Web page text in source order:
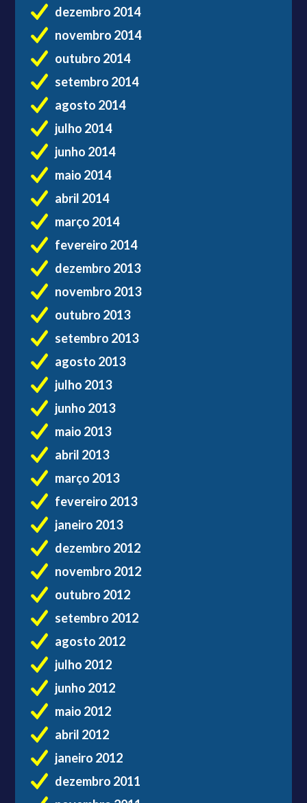
dezembro 2014
novembro 2014
outubro 2014
setembro 2014
agosto 2014
julho 2014
junho 2014
maio 2014
abril 2014
março 2014
fevereiro 2014
dezembro 2013
novembro 2013
outubro 2013
setembro 2013
agosto 2013
julho 2013
junho 2013
maio 2013
abril 2013
março 2013
fevereiro 2013
janeiro 2013
dezembro 2012
novembro 2012
outubro 2012
setembro 2012
agosto 2012
julho 2012
junho 2012
maio 2012
abril 2012
janeiro 2012
dezembro 2011